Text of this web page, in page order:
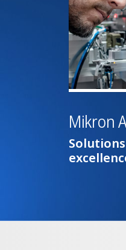
Mikron